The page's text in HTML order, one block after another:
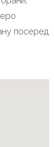
посеред